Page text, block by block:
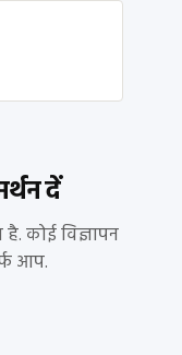
दें
कोई विज्ञापन
आप.